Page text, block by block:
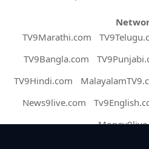
TV9Marathi.com
TV9Bangla.com
TV9Hindi.com
News9live.com